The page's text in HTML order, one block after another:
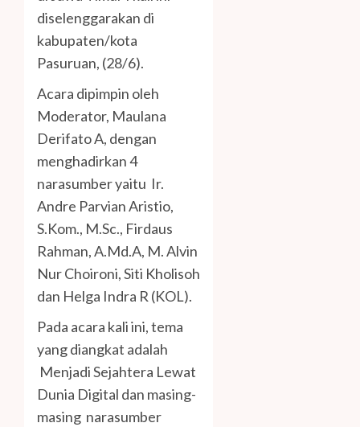
diselenggarakan di
kabupaten/kota
Pasuruan, (28/6).
Acara dipimpin oleh
Moderator, Maulana
Derifato A, dengan
menghadirkan 4
narasumber yaitu Ir.
Andre Parvian Aristio,
S.Kom., M.Sc., Firdaus
Rahman, A.Md.A, M. Alvin
Nur Choironi, Siti Kholisoh
dan Helga Indra R (KOL).
Pada acara kali ini, tema
yang diangkat adalah
Menjadi Sejahtera Lewat
Dunia Digital dan masing-
masing narasumber